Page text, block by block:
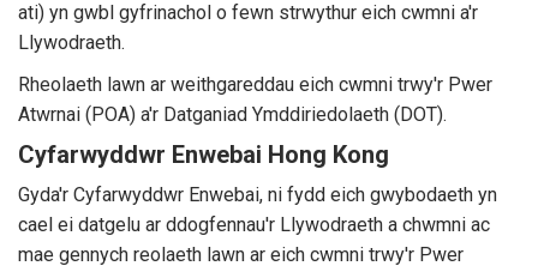
ati) yn gwbl gyfrinachol o fewn strwythur eich cwmni a'r
Llywodraeth.
Rheolaeth lawn ar weithgareddau eich cwmni trwy'r Pwer
Atwrnai (POA) a'r Datganiad Ymddiriedolaeth (DOT).
Cyfarwyddwr Enwebai Hong Kong
Gyda'r Cyfarwyddwr Enwebai, ni fydd eich gwybodaeth yn
cael ei datgelu ar ddogfennau'r Llywodraeth a chwmni ac
mae gennych reolaeth lawn ar eich cwmni trwy'r Pwer